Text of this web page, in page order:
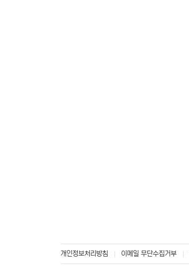
개인정보처리방침 이메일 무단수집거부